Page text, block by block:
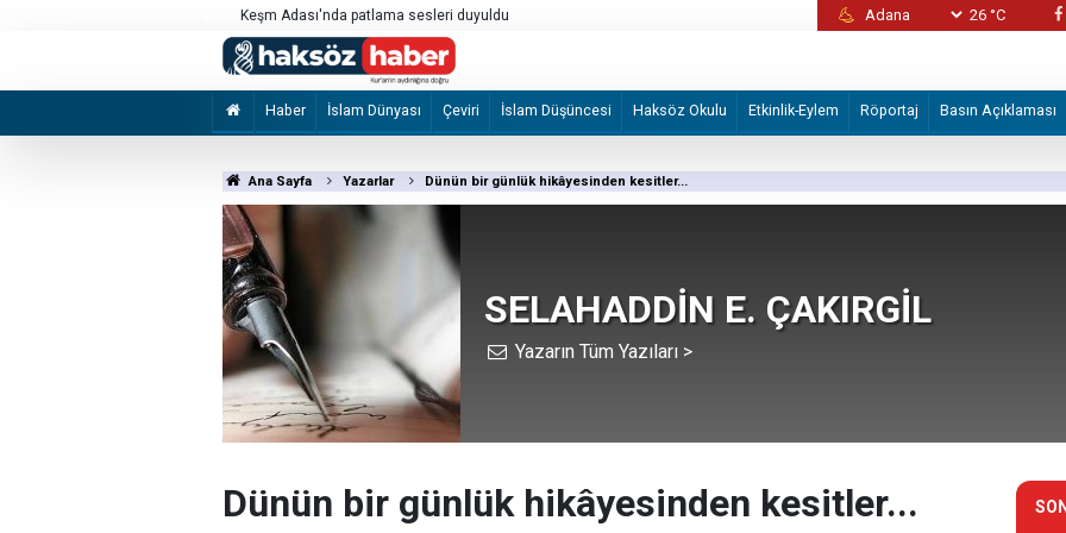
Keşm Adası'nda patlama sesleri duyuldu
İzmir Büyükşehir Belediyesine yönelik "ihaleye fesat karıştırma" soruşturmasında
2 şüpheli tutuklandı
Kaos fırıldakları yine devrede: Şam’da
26 °C
Haber İslam Dünyası Çeviri İslam Düşüncesi Haksöz Okulu Etkinlik-Eylem Röportaj Basın Açıklaması
Ana Sayfa Yazarlar Dünün bir günlük hikâyesinden kesitler...
SELAHADDİN E. ÇAKIRGİL
Yazarın Tüm Yazıları >
Dünün bir günlük hikâyesinden kesitler...